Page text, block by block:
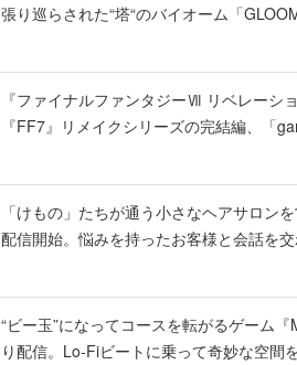
張り巡らされた“塔“のバイオーム「
『ファイナルファンタジーⅦ リベレーシ
『FF7』リメイクシリーズの完結編、「
「けもの」たちが通う小さなヘアサロン
配信開始。悩みを持ったお客様と会話を
“ビー玉”になってコースを転がるゲーム
り配信。Lo-Fiビートに乗って奇妙な空間